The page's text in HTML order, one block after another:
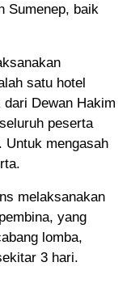
Sumenep, baik
satu hotel
dari Dewan Hakim
peserta
Untuk mengasah
melaksanakan
yang
lomba,
3 hari.